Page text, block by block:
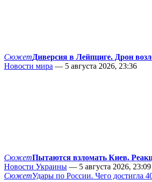
СюжетДиверсия в Лейпциге. Дрон
Новости мира — 5 августа 2026, 23:36
СюжетПытаются взломать Киев.
Новости Украины — 5 августа 2026, 23:09
СюжетУдары по России. Чего достигла